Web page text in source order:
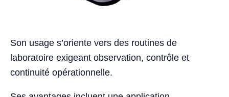
Son usage s’oriente vers des routines de
laboratoire exigeant observation, contrôle et
continuité opérationnelle.